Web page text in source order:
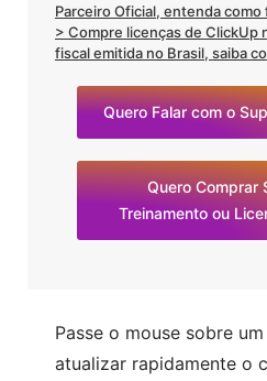
Parceiro Oficial, entenda como
> Compre licenças de ClickUp
fiscal emitida no Brasil, saiba
Quero Falar com o
Quero Comprar
Treinamento ou
Passe o mouse sobre
atualizar rapidamente o